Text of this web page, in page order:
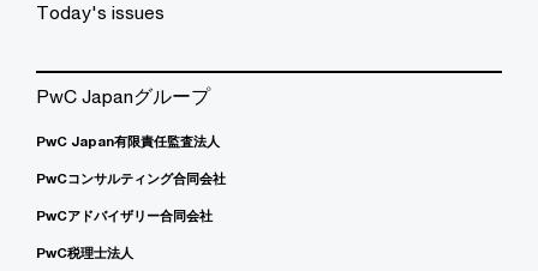
Today's issues
PwC Japanグループ
PwC Japan有限責任監査法人
PwCコンサルティング合同会社
PwCアドバイザリー合同会社
PwC税理士法人